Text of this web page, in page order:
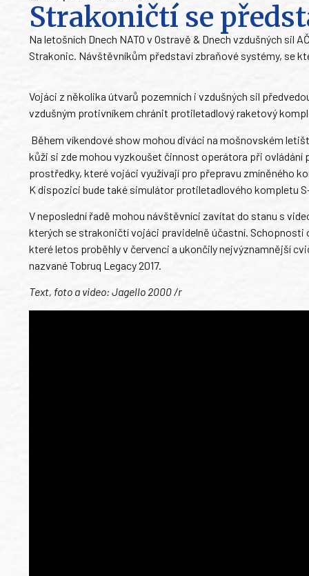
Strakoničtí se
Na letošních Dnech NATO v Ostravě & Dnech vzdušných sil
Strakonic. Návštěvníkům představí zbraňové systémy, se
Vojáci z několika útvarů pozemních i vzdušných sil
vzdušným protivníkem chránit protiletadlový raketový
Během víkendové show mohou diváci na mošnovském
kůži si zde mohou vyzkoušet činnost operátora při
prostředky, které vojáci využívají pro přepravu zmíněného
K dispozici bude také simulátor protiletadlového kompletu
V neposlední řadě mohou návštěvníci zavítat do stanu s
kterých se strakoničtí vojáci pravidelně účastní.
které letos proběhly v červenci a ukončily nejvýznamnější
nazvané Tobruq Legacy 2017.
Text, foto a video: Jagello 2000 /r